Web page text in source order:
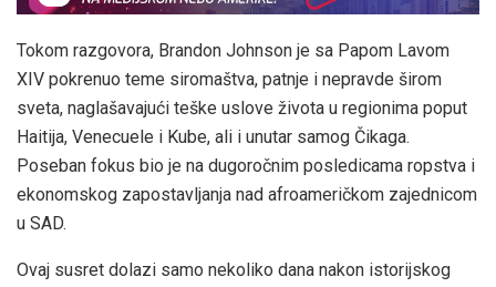
Tokom razgovora, Brandon Johnson je sa Papom Lavom
XIV pokrenuo teme siromaštva, patnje i nepravde širom
sveta, naglašavajući teške uslove života u regionima poput
Haitija, Venecuele i Kube, ali i unutar samog Čikaga.
Poseban fokus bio je na dugoročnim posledicama ropstva i
ekonomskog zapostavljanja nad afroameričkom zajednicom
u SAD.
Ovaj susret dolazi samo nekoliko dana nakon istorijskog